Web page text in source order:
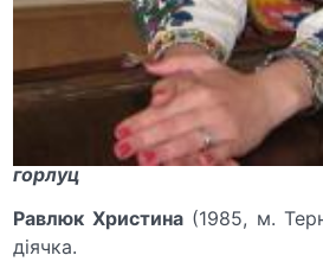
горлуц
Равлюк Христина(1985, м.
діячка.